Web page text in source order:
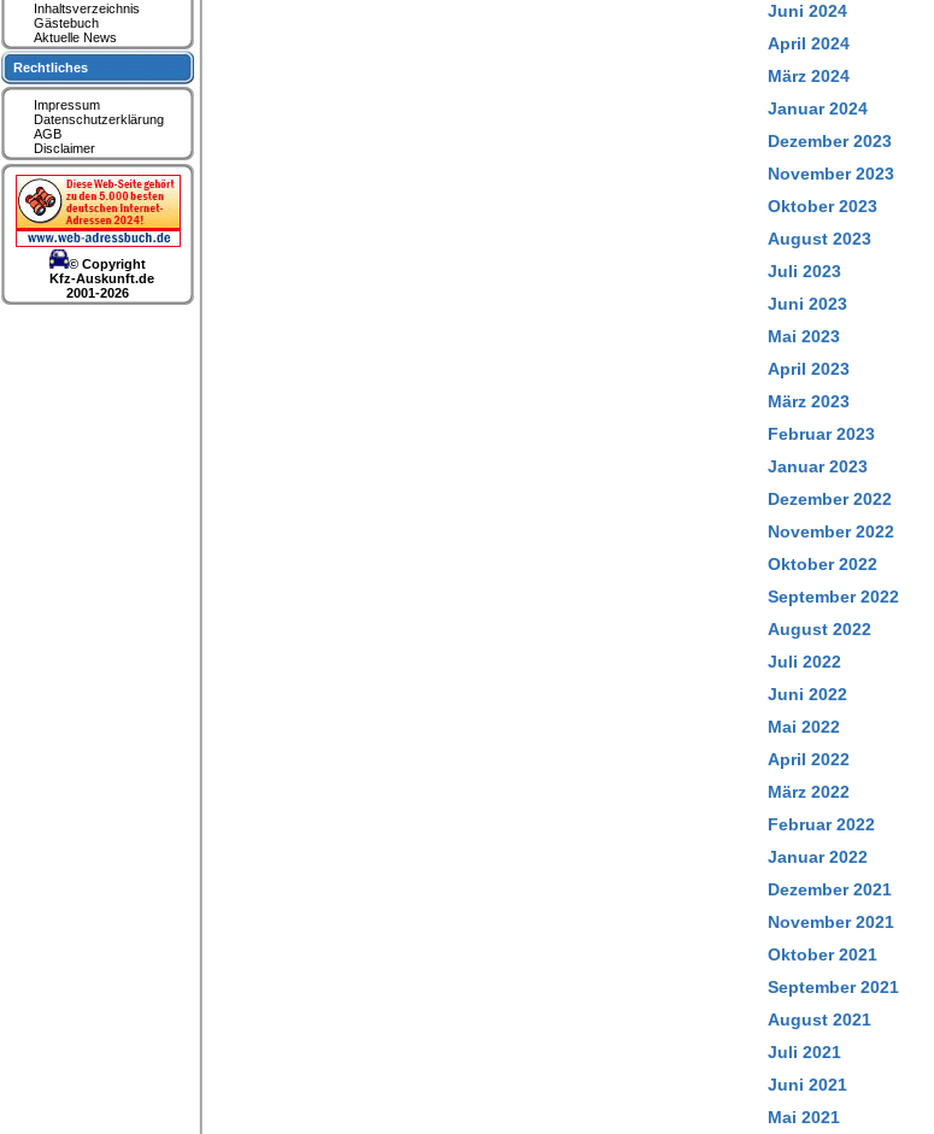
Juni 2024
April 2024
März 2024
Januar 2024
Dezember 2023
November 2023
Oktober 2023
August 2023
Juli 2023
Juni 2023
Mai 2023
April 2023
März 2023
Februar 2023
Januar 2023
Dezember 2022
November 2022
Oktober 2022
September 2022
August 2022
Juli 2022
Juni 2022
Mai 2022
April 2022
März 2022
Februar 2022
Januar 2022
Dezember 2021
November 2021
Oktober 2021
September 2021
August 2021
Juli 2021
Juni 2021
Mai 2021
Inhaltsverzeichnis
Gästebuch
Aktuelle News
Rechtliches
Impressum
Datenschutzerklärung
AGB
Disclaimer
© Copyright
Kfz-Auskunft.de
2001-2026